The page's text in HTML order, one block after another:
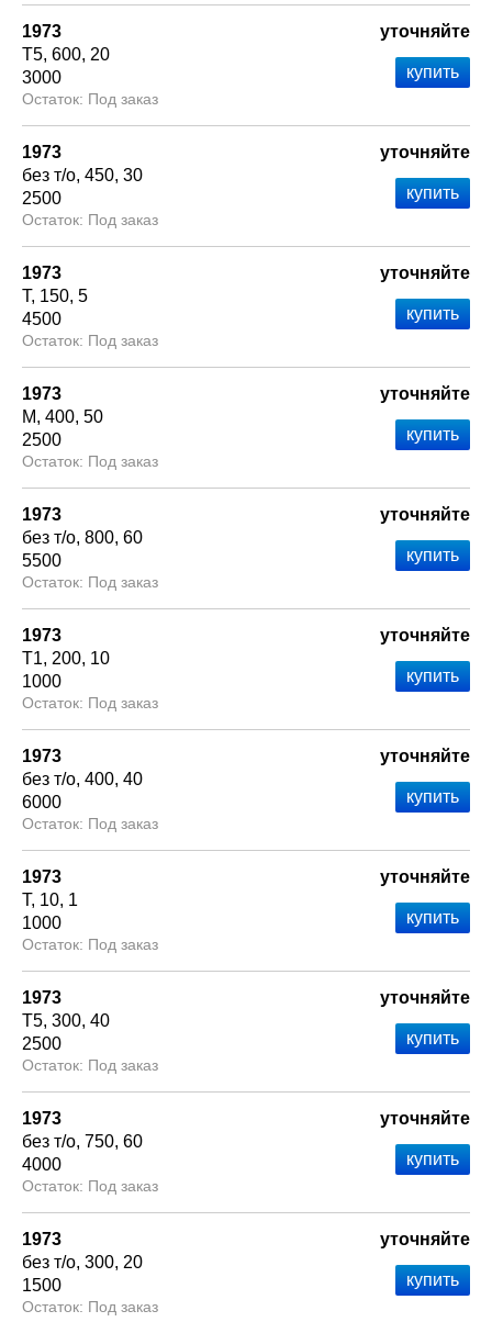
1973
Т5 600 20
3000
Под заказ
уточняйте
1973
без т/о 450 30
2500
Под заказ
уточняйте
1973
Т 150 5
4500
Под заказ
уточняйте
1973
М 400 50
2500
Под заказ
уточняйте
1973
без т/о 800 60
5500
Под заказ
уточняйте
1973
Т1 200 10
1000
Под заказ
уточняйте
1973
без т/о 400 40
6000
Под заказ
уточняйте
1973
Т 10 1
1000
Под заказ
уточняйте
1973
Т5 300 40
2500
Под заказ
уточняйте
1973
без т/о 750 60
4000
Под заказ
уточняйте
1973
без т/о 300 20
1500
Под заказ
уточняйте